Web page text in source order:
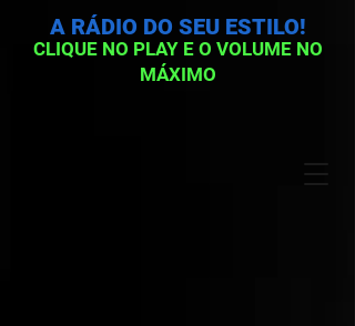
CLIQUE NO PLAY E O VOLUME NO
MÁXIMO
A RÁDIO DO SEU ESTILO!